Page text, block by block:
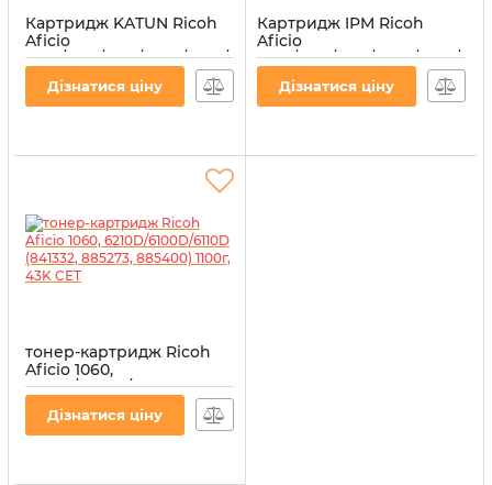
Картридж KATUN Ricoh
Aficio
1060/1075/2051/2060/2075/AP900/MP
5500/6000/6001/6500/SP
9100/Gestetner
DSm651/660/675/DT50BLK/6110D/6210D,
Дізнатися ціну
Картридж IPM Ricoh
Aficio
1060/1075/2051/2060/2075/
5500/6000/6001/6500/7000/
9100/6110D/6210D/DT50BLK/
DSm651/660/675, 1100г/
Дізнатися ціну
тонер-картридж Ricoh
Aficio 1060,
6210D/6100D/6110D
(841332, 885273, 885400)
1100г, 43K CET
Дізнатися ціну